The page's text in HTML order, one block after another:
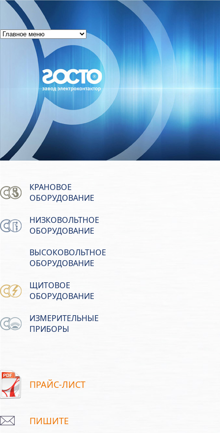
КРАНОВОЕ
ОБОРУДОВАНИЕ
НИЗКОВОЛЬТНОЕ
ОБОРУДОВАНИЕ
ВЫСОКОВОЛЬТНОЕ
ОБОРУДОВАНИЕ
ЩИТОВОЕ
ОБОРУДОВАНИЕ
ИЗМЕРИТЕЛЬНЫЕ
ПРИБОРЫ
ПРАЙС-ЛИСТ
ПИШИТЕ